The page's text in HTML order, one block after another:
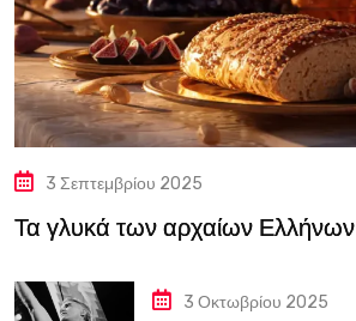
3 Σεπτεμβρίου 2025
Τα γλυκά των αρχαίων Ελλήνων
3 Οκτωβρίου 2025